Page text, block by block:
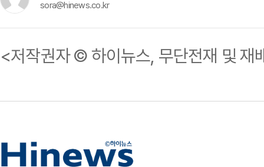
sora@hinews.co.kr
<저작권자 © 하이뉴스, 무단전재 및 재